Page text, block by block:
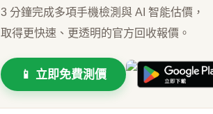
3 分鐘完成多項手機檢測與 AI 智能估價，
取得更快速、更透明的官方回收報價。
📱 立即免費測價